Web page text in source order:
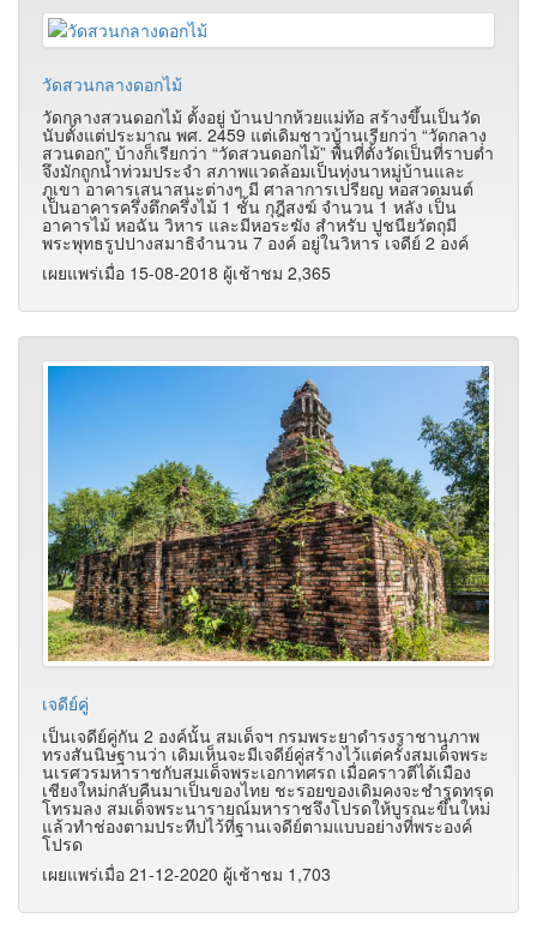
วัดสวนกลางดอกไม้
วัดกลางสวนดอกไม้ ตั้งอยู่ บ้านปากห้วยแม่ท้อ สร้างขึ้นเป็นวัด
นับตั้งแต่ประมาณ พศ. 2459 แต่เดิมชาวบ้านเรียกว่า “วัดกลาง
สวนดอก” บ้างก็เรียกว่า “วัดสวนดอกไม้” พื้นที่ตั้งวัดเป็นที่ราบต่ำ
จึงมักถูกน้ำท่วมประจำ สภาพแวดล้อมเป็นทุ่งนาหมู่บ้านและ
ภูเขา อาคารเสนาสนะต่างๆ มี ศาลาการเปรียญ หอสวดมนต์
เป็นอาคารครึ่งตึกครึ่งไม้ 1 ชั้น กุฎีสงฆ์ จำนวน 1 หลัง เป็น
อาคารไม้ หอฉัน วิหาร และมีหอระฆัง สำหรับ ปูชนียวัตถุมี
พระพุทธรูปปางสมาธิจำนวน 7 องค์ อยู่ในวิหาร เจดีย์ 2 องค์
เผยแพร่เมื่อ 15-08-2018 ผู้เช้าชม 2,365
เจดีย์คู่
เป็นเจดีย์คู่กัน 2 องค์นั้น สมเด็จฯ กรมพระยาดํารงราชานุภาพ
ทรงสันนิษฐานว่า เดิมเห็นจะมีเจดีย์คู่สร้างไว้แต่ครั้งสมเด็จพระ
นเรศวรมหาราชกับสมเด็จพระเอกาทศรถ เมื่อคราวตีได้เมือง
เชียงใหม่กลับคืนมาเป็นของไทย ชะรอยของเดิมคงจะชํารุดทรุด
โทรมลง สมเด็จพระนารายณ์มหาราชจึงโปรดให้บูรณะขึ้นใหม่
แล้วทําช่องตามประทีปไว้ที่ฐานเจดีย์ตามแบบอย่างที่พระองค์
โปรด
เผยแพร่เมื่อ 21-12-2020 ผู้เช้าชม 1,703